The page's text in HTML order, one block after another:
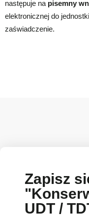
następuje na pisemny
elektronicznej do
zaświadczenie.
Zapisz
UDT /